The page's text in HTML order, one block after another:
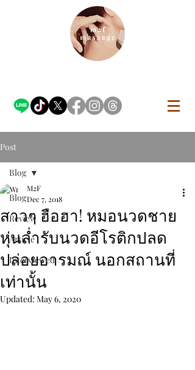
Post
Blog
Review
Article
Interviewed
Blog
สาวๆ ฮือฮา! หมอนวดชาย
หุ่นล่ำรับนวดอีโรติกปลด
ปล่อยอารมณ์ นอกสถานที่
เท่านั้น
M2F
Dec 7, 2018
Updated: May 6, 2020